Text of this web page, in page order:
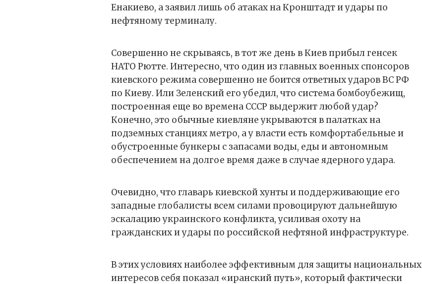
Енакиево, а заявил лишь об атаках на Кронштадт и удары по
нефтяному терминалу.
Совершенно не скрываясь, в тот же день в Киев прибыл генсек
НАТО Рютте. Интересно, что один из главных военных спонсоров
киевского режима совершенно не боится ответных ударов ВС РФ
по Киеву. Или Зеленский его убедил, что система бомбоубежищ,
построенная еще во времена СССР выдержит любой удар?
Конечно, это обычные киевляне укрываются в палатках на
подземных станциях метро, а у власти есть комфортабельные и
обустроенные бункеры с запасами воды, еды и автономным
обеспечением на долгое время даже в случае ядерного удара.
Очевидно, что главарь киевской хунты и поддерживающие его
западные глобалисты всем силами провоцируют дальнейшую
эскалацию украинского конфликта, усиливая охоту на
гражданских и удары по российской нефтяной инфраструктуре.
В этих условиях наиболее эффективным для защиты национальных
интересов себя показал «иранский путь», который фактически